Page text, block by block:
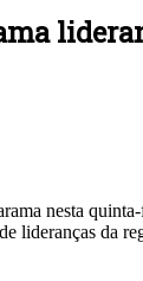
nesta
lideranças da